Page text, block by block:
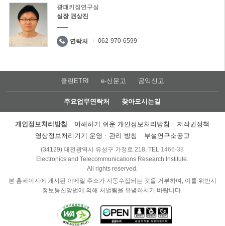
광패키징연구실
실장 권상진
연락처 062-970-6599
클린ETRI e-신문고 공익신고
주요업무연락처 찾아오시는길
개인정보처리방침 이해하기 쉬운 개인정보처리방침
저작권정책
영상정보처리기기 운영ㆍ관리 방침
부설연구소공고
(34129) 대전광역시 유성구 가정로 218, TEL 1466-38
Electronics and Telecommunications Research Institute.
All rights reserved.
본 홈페이지에 게시된 이메일 주소가 자동수집되는 것을 거부하며, 이를 위반시
정보통신망법에 의해 처벌됨을 유념하시기 바랍니다.